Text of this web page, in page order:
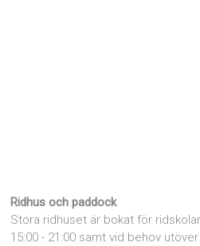
Ridhus och paddock
Stora ridhuset är bokat för
15:00 - 21:00 samt vid behov